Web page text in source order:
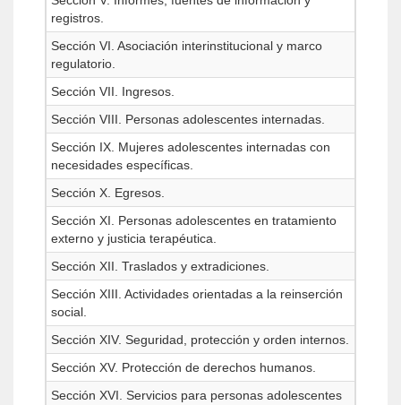
registros.
Sección VI. Asociación interinstitucional y marco
regulatorio.
Sección VII. Ingresos.
Sección VIII. Personas adolescentes internadas.
Sección IX. Mujeres adolescentes internadas con
necesidades específicas.
Sección X. Egresos.
Sección XI. Personas adolescentes en tratamiento
externo y justicia terapéutica.
Sección XII. Traslados y extradiciones.
Sección XIII. Actividades orientadas a la reinserción
social.
Sección XIV. Seguridad, protección y orden internos.
Sección XV. Protección de derechos humanos.
Sección XVI. Servicios para personas adolescentes